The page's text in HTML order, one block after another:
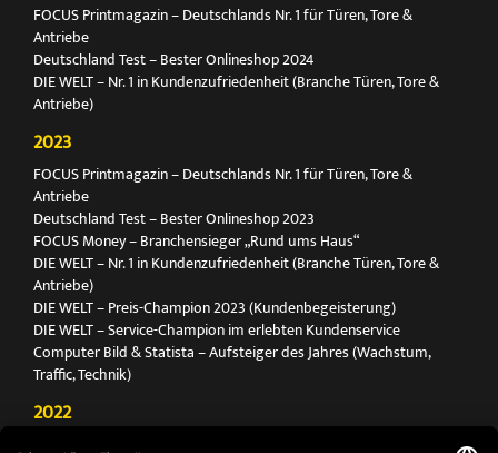
FOCUS Printmagazin – Deutschlands Nr. 1 für Türen, Tore &
Antriebe
Deutschland Test – Bester Onlineshop 2024
DIE WELT – Nr. 1 in Kundenzufriedenheit (Branche Türen, Tore &
Antriebe)
2023
FOCUS Printmagazin – Deutschlands Nr. 1 für Türen, Tore &
Antriebe
Deutschland Test – Bester Onlineshop 2023
FOCUS Money – Branchensieger „Rund ums Haus“
DIE WELT – Nr. 1 in Kundenzufriedenheit (Branche Türen, Tore &
Antriebe)
DIE WELT – Preis-Champion 2023 (Kundenbegeisterung)
DIE WELT – Service-Champion im erlebten Kundenservice
Computer Bild & Statista – Aufsteiger des Jahres (Wachstum,
Traffic, Technik)
2022